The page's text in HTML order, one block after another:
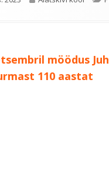
möödus
110 aastat